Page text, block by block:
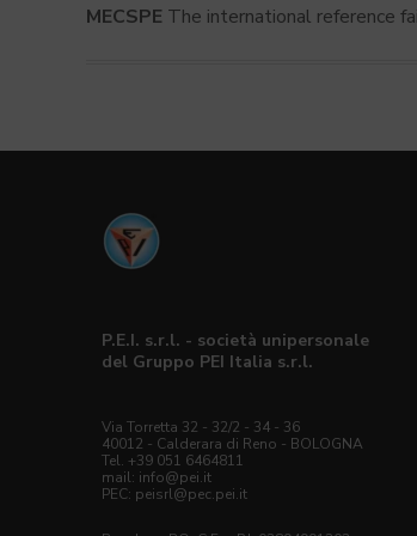
MECSPE The international reference
P.E.I. s.r.l. - società unipersonale
del Gruppo PEI Italia s.r.l.
Via Torretta 32 - 32/2 - 34 - 36
40012 - Calderara di Reno - BOLOGNA
Tel. +39 051 6464811
mail: info@pei.it
PEC: peisrl@pec.pei.it